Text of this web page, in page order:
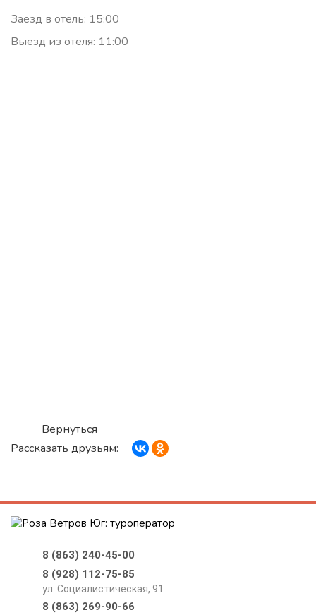
Заезд в отель: 15:00
Выезд из отеля: 11:00
Вернуться
Рассказать друзьям:
8 (863) 240-45-00
8 (928) 112-75-85
ул. Социалистическая, 91
8 (863) 269-90-66